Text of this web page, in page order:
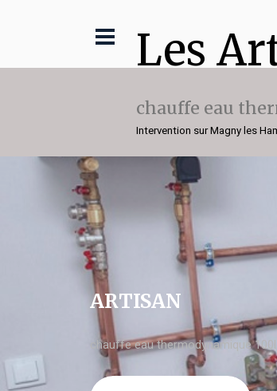
Les
chauffe eau
Intervention sur Magny les
ARTISAN
chauffe eau thermodynamique